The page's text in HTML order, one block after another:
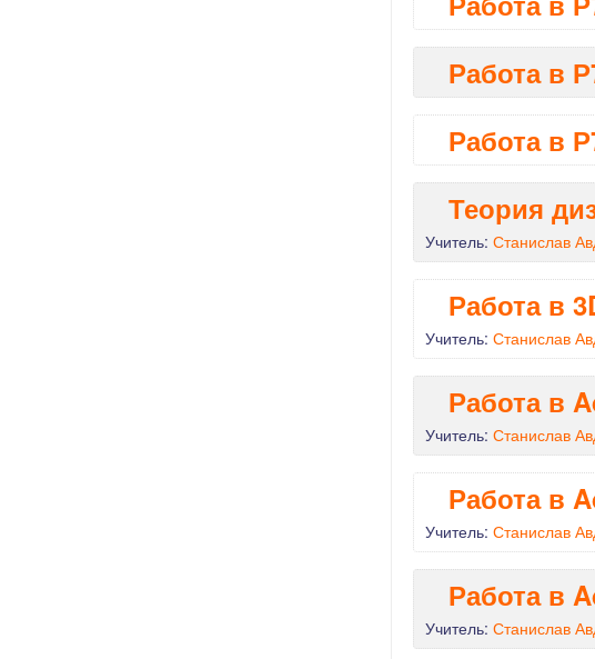
Работа в
Работа в
Теория
Учитель: Станислав
Работа в
Учитель: Станислав
Работа в
Учитель: Станислав
Работа в
Учитель: Станислав
Работа в
Учитель: Станислав